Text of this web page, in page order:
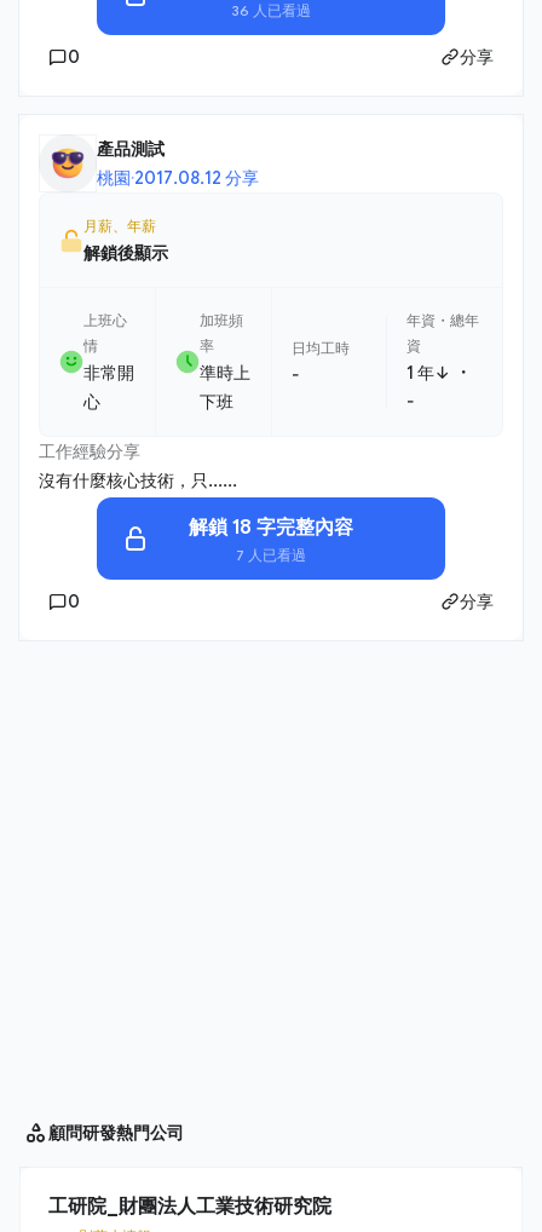
36 人已看過
0 分享
產品測試
桃園·2017.08.12 分享
月薪、年薪
解鎖後顯示
上班心
情
非常開
心
加班頻
率
準時上
下班
日均工時
-
年資・總年
資
1 年↓ ・
-
工作經驗分享
沒有什麼核心技術，只......
解鎖 18 字完整內容
7 人已看過
0 分享
顧問研發熱門公司
工研院_財團法人工業技術研究院